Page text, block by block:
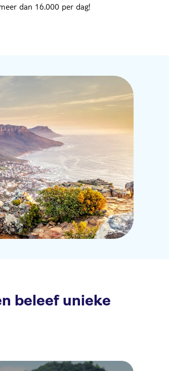
dan 16.000 per dag!
beleef unieke